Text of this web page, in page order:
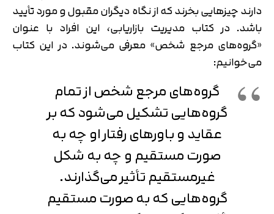
دارند چیزهایی بخرند که از نگاه دیگران مقبول و مورد تأیید
باشد. در کتاب مدیریت بازاریابی، این افراد با عنوان
«گروه‌های مرجع شخص» معرفی می‌شوند. در این کتاب
می‌خوانیم:
گروه‌های مرجع شخص از تمام
گروه‌هایی تشکیل می‌شود که بر
عقاید و باورهای رفتار او چه به
صورت مستقیم و چه به شکل
غیرمستقیم تأثیر می‌گذارند.
گروه‌هایی که به صورت مستقیم